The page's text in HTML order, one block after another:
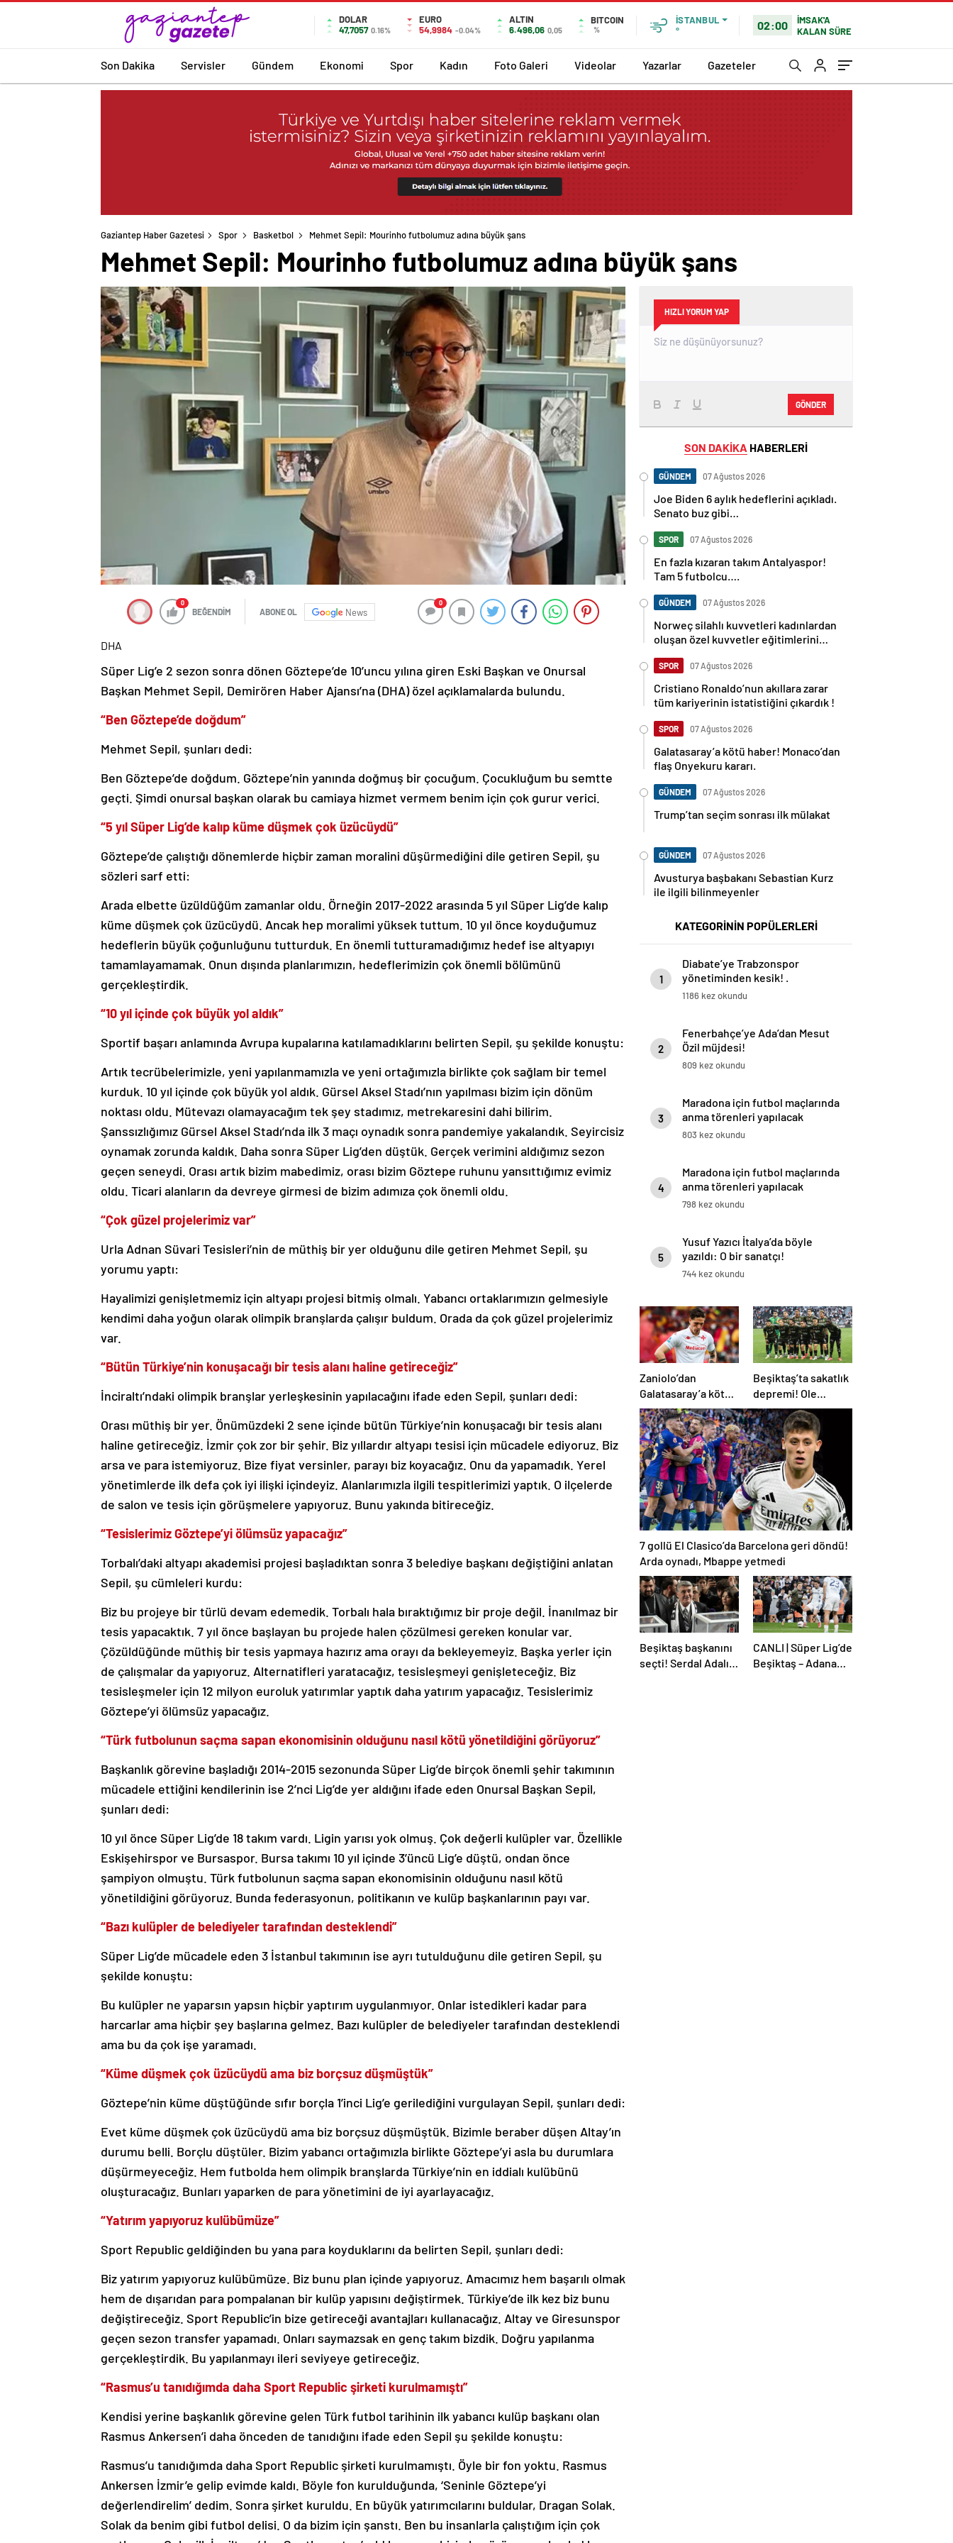
DOLAR
47,7057 0.16%
EURO
54,9984 -0.04%
ALTIN
6.496,06 0,05
BITCOIN
%
İSTANBUL
°
02:00
İMSAK'A
KALAN SÜRE
Son Dakika Servisler Gündem Ekonomi Spor Kadın Foto Galeri Videolar Yazarlar Gazeteler
Gaziantep Haber Gazetesi Spor Basketbol Mehmet Sepil: Mourinho futbolumuz adına büyük şans
Mehmet Sepil: Mourinho futbolumuz adına büyük şans
0
BEĞENDİM ABONE OL News
0
DHA
Süper Lig’e 2 sezon sonra dönen Göztepe’de 10’uncu yılına giren Eski Başkan ve Onursal
Başkan Mehmet Sepil, Demirören Haber Ajansı’na (DHA) özel açıklamalarda bulundu.
“Ben Göztepe’de doğdum”
Mehmet Sepil, şunları dedi:
Ben Göztepe’de doğdum. Göztepe’nin yanında doğmuş bir çocuğum. Çocukluğum bu semtte
geçti. Şimdi onursal başkan olarak bu camiaya hizmet vermem benim için çok gurur verici.
“5 yıl Süper Lig’de kalıp küme düşmek çok üzücüydü”
Göztepe’de çalıştığı dönemlerde hiçbir zaman moralini düşürmediğini dile getiren Sepil, şu
sözleri sarf etti:
Arada elbette üzüldüğüm zamanlar oldu. Örneğin 2017-2022 arasında 5 yıl Süper Lig’de kalıp
küme düşmek çok üzücüydü. Ancak hep moralimi yüksek tuttum. 10 yıl önce koyduğumuz
hedeflerin büyük çoğunluğunu tutturduk. En önemli tutturamadığımız hedef ise altyapıyı
tamamlayamamak. Onun dışında planlarımızın, hedeflerimizin çok önemli bölümünü
gerçekleştirdik.
“10 yıl içinde çok büyük yol aldık”
Sportif başarı anlamında Avrupa kupalarına katılamadıklarını belirten Sepil, şu şekilde konuştu:
Artık tecrübelerimizle, yeni yapılanmamızla ve yeni ortağımızla birlikte çok sağlam bir temel
kurduk. 10 yıl içinde çok büyük yol aldık. Gürsel Aksel Stadı’nın yapılması bizim için dönüm
noktası oldu. Mütevazı olamayacağım tek şey stadımız, metrekaresini dahi bilirim.
Şanssızlığımız Gürsel Aksel Stadı’nda ilk 3 maçı oynadık sonra pandemiye yakalandık. Seyircisiz
oynamak zorunda kaldık. Daha sonra Süper Lig’den düştük. Gerçek verimini aldığımız sezon
geçen seneydi. Orası artık bizim mabedimiz, orası bizim Göztepe ruhunu yansıttığımız evimiz
oldu. Ticari alanların da devreye girmesi de bizim adımıza çok önemli oldu.
“Çok güzel projelerimiz var”
Urla Adnan Süvari Tesisleri’nin de müthiş bir yer olduğunu dile getiren Mehmet Sepil, şu
yorumu yaptı:
Hayalimizi genişletmemiz için altyapı projesi bitmiş olmalı. Yabancı ortaklarımızın gelmesiyle
kendimi daha yoğun olarak olimpik branşlarda çalışır buldum. Orada da çok güzel projelerimiz
var.
“Bütün Türkiye’nin konuşacağı bir tesis alanı haline getireceğiz”
İnciraltı’ndaki olimpik branşlar yerleşkesinin yapılacağını ifade eden Sepil, şunları dedi:
Orası müthiş bir yer. Önümüzdeki 2 sene içinde bütün Türkiye’nin konuşacağı bir tesis alanı
haline getireceğiz. İzmir çok zor bir şehir. Biz yıllardır altyapı tesisi için mücadele ediyoruz. Biz
arsa ve para istemiyoruz. Bize fiyat versinler, parayı biz koyacağız. Onu da yapamadık. Yerel
yönetimlerde ilk defa çok iyi ilişki içindeyiz. Alanlarımızla ilgili tespitlerimizi yaptık. O ilçelerde
de salon ve tesis için görüşmelere yapıyoruz. Bunu yakında bitireceğiz.
“Tesislerimiz Göztepe’yi ölümsüz yapacağız”
Torbalı’daki altyapı akademisi projesi başladıktan sonra 3 belediye başkanı değiştiğini anlatan
Sepil, şu cümleleri kurdu:
Biz bu projeye bir türlü devam edemedik. Torbalı hala bıraktığımız bir proje değil. İnanılmaz bir
tesis yapacaktık. 7 yıl önce başlayan bu projede halen çözülmesi gereken konular var.
Çözüldüğünde müthiş bir tesis yapmaya hazırız ama orayı da bekleyemeyiz. Başka yerler için
de çalışmalar da yapıyoruz. Alternatifleri yaratacağız, tesisleşmeyi genişleteceğiz. Biz
tesisleşmeler için 12 milyon euroluk yatırımlar yaptık daha yatırım yapacağız. Tesislerimiz
Göztepe’yi ölümsüz yapacağız.
“Türk futbolunun saçma sapan ekonomisinin olduğunu nasıl kötü yönetildiğini görüyoruz”
Başkanlık görevine başladığı 2014-2015 sezonunda Süper Lig’de birçok önemli şehir takımının
mücadele ettiğini kendilerinin ise 2’nci Lig’de yer aldığını ifade eden Onursal Başkan Sepil,
şunları dedi:
10 yıl önce Süper Lig’de 18 takım vardı. Ligin yarısı yok olmuş. Çok değerli kulüpler var. Özellikle
Eskişehirspor ve Bursaspor. Bursa takımı 10 yıl içinde 3’üncü Lig’e düştü, ondan önce
şampiyon olmuştu. Türk futbolunun saçma sapan ekonomisinin olduğunu nasıl kötü
yönetildiğini görüyoruz. Bunda federasyonun, politikanın ve kulüp başkanlarının payı var.
“Bazı kulüpler de belediyeler tarafından desteklendi”
Süper Lig’de mücadele eden 3 İstanbul takımının ise ayrı tutulduğunu dile getiren Sepil, şu
şekilde konuştu:
Bu kulüpler ne yaparsın yapsın hiçbir yaptırım uygulanmıyor. Onlar istedikleri kadar para
harcarlar ama hiçbir şey başlarına gelmez. Bazı kulüpler de belediyeler tarafından desteklendi
ama bu da çok işe yaramadı.
“Küme düşmek çok üzücüydü ama biz borçsuz düşmüştük”
Göztepe’nin küme düştüğünde sıfır borçla 1’inci Lig’e gerilediğini vurgulayan Sepil, şunları dedi:
Evet küme düşmek çok üzücüydü ama biz borçsuz düşmüştük. Bizimle beraber düşen Altay’ın
durumu belli. Borçlu düştüler. Bizim yabancı ortağımızla birlikte Göztepe’yi asla bu durumlara
düşürmeyeceğiz. Hem futbolda hem olimpik branşlarda Türkiye’nin en iddialı kulübünü
oluşturacağız. Bunları yaparken de para yönetimini de iyi ayarlayacağız.
“Yatırım yapıyoruz kulübümüze”
Sport Republic geldiğinden bu yana para koyduklarını da belirten Sepil, şunları dedi:
Biz yatırım yapıyoruz kulübümüze. Biz bunu plan içinde yapıyoruz. Amacımız hem başarılı olmak
hem de dışarıdan para pompalanan bir kulüp yapısını değiştirmek. Türkiye’de ilk kez biz bunu
değiştireceğiz. Sport Republic’in bize getireceği avantajları kullanacağız. Altay ve Giresunspor
geçen sezon transfer yapamadı. Onları saymazsak en genç takım bizdik. Doğru yapılanma
gerçekleştirdik. Bu yapılanmayı ileri seviyeye getireceğiz.
“Rasmus’u tanıdığımda daha Sport Republic şirketi kurulmamıştı”
Kendisi yerine başkanlık görevine gelen Türk futbol tarihinin ilk yabancı kulüp başkanı olan
Rasmus Ankersen’i daha önceden de tanıdığını ifade eden Sepil şu şekilde konuştu:
Rasmus’u tanıdığımda daha Sport Republic şirketi kurulmamıştı. Öyle bir fon yoktu. Rasmus
Ankersen İzmir’e gelip evimde kaldı. Böyle fon kurulduğunda, ‘Seninle Göztepe’yi
değerlendirelim’ dedim. Sonra şirket kuruldu. En büyük yatırımcılarını buldular, Dragan Solak.
Solak da benim gibi futbol delisi. O da bizim için şanstı. Ben bu insanlarla çalıştığım için çok
HIZLI YORUM YAP
GÖNDER
SON DAKİKA HABERLERİ
GÜNDEM 07 Ağustos 2026
Joe Biden 6 aylık hedeflerini açıkladı.
Senato buz gibi…
SPOR 07 Ağustos 2026
En fazla kızaran takım Antalyaspor!
Tam 5 futbolcu….
GÜNDEM 07 Ağustos 2026
Norweç silahlı kuvvetleri kadınlardan
oluşan özel kuvvetler eğitimlerini
SPOR 07 Ağustos 2026
Cristiano Ronaldo’nun akıllara zarar
tüm kariyerinin istatistiğini çıkardık !
SPOR 07 Ağustos 2026
Galatasaray’a kötü haber! Monaco’dan
flaş Onyekuru kararı.
GÜNDEM 07 Ağustos 2026
Trump’tan seçim sonrası ilk mülakat
GÜNDEM 07 Ağustos 2026
Avusturya başbakanı Sebastian Kurz
ile ilgili bilinmeyenler
KATEGORİNİN POPÜLERLERİ
1
Diabate’ye Trabzonspor
yönetiminden kesik! .
1186 kez okundu
2
Fenerbahçe’ye Ada’dan Mesut
Özil müjdesi!
809 kez okundu
3
Maradona için futbol maçlarında
anma törenleri yapılacak
803 kez okundu
4
Maradona için futbol maçlarında
anma törenleri yapılacak
798 kez okundu
5
Yusuf Yazıcı İtalya’da böyle
yazıldı: O bir sanatçı!
744 kez okundu
Zaniolo’dan
Galatasaray’a kötü
haber!
Beşiktaş’ta sakatlık
depremi! Ole
Gunnar Solskjaer’in
tepkisi dikkat çekti
7 gollü El Clasico’da Barcelona geri döndü!
Arda oynadı, Mbappe yetmedi
Beşiktaş başkanını
seçti! Serdal Adalı
CANLI | Süper Lig’de
Beşiktaş – Adana